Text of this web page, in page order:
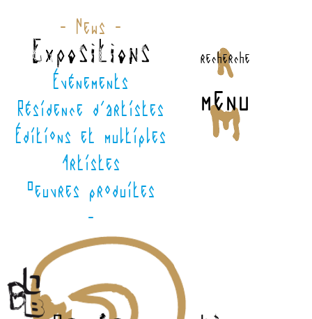
recherche
menu
- News -
Expositions
Événements
Résidence d'artistes
Éditions et multiples
Artistes
Oeuvres produites
-